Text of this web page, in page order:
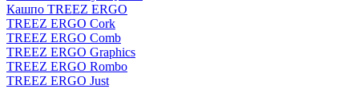
Кашпо TREEZ ERGO
TREEZ ERGO Cork
TREEZ ERGO Comb
TREEZ ERGO Graphics
TREEZ ERGO Rombo
TREEZ ERGO Just